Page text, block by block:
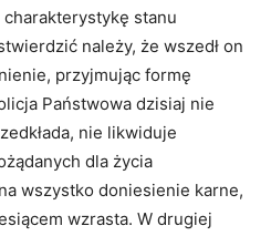
stanu
należy, że wszedł on
przyjmując formę
Państwowa dzisiaj nie
nie likwiduje
dla życia
wszystko doniesienie karne,
wzrasta. W drugiej